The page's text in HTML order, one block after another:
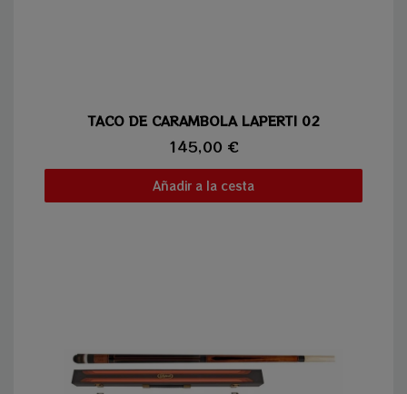
Vista rápida
TACO DE CARAMBOLA LAPERTI 02
145,00 €
Añadir a la cesta